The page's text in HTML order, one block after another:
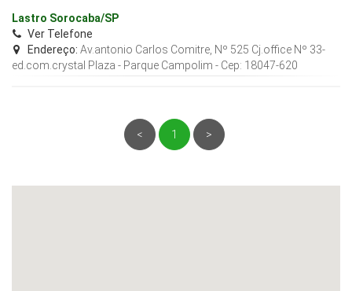
Lastro Sorocaba/SP
Ver Telefone
Endereço: Av.antonio Carlos Comitre, Nº 525 Cj.office Nº 33-
ed.com.crystal Plaza - Parque Campolim - Cep: 18047-620
< 1 >